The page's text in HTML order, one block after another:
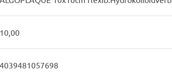
10,00
4039481057698